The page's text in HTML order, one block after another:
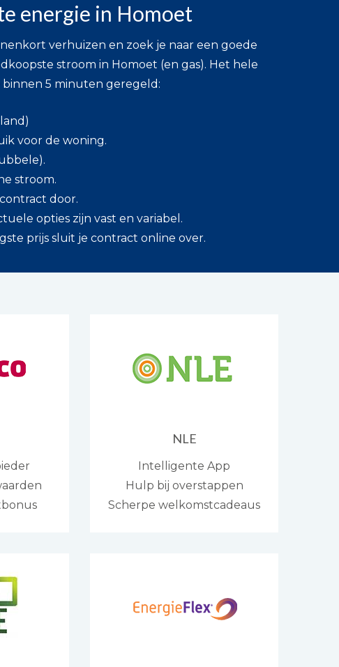
energie in Homoet
verhuizen en zoek je naar een goede
stroom in Homoet (en gas). Het hele
5 minuten geregeld:
voor de woning.
stroom.
door.
opties zijn vast en variabel.
prijs sluit je contract online over.
NLE
Intelligente App
Hulp bij overstappen
Scherpe welkomstcadeaus